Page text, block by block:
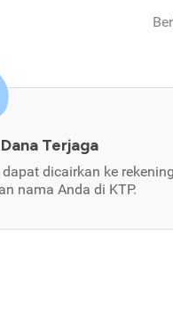
Terjaga
dicairkan ke
nama Anda di KTP.